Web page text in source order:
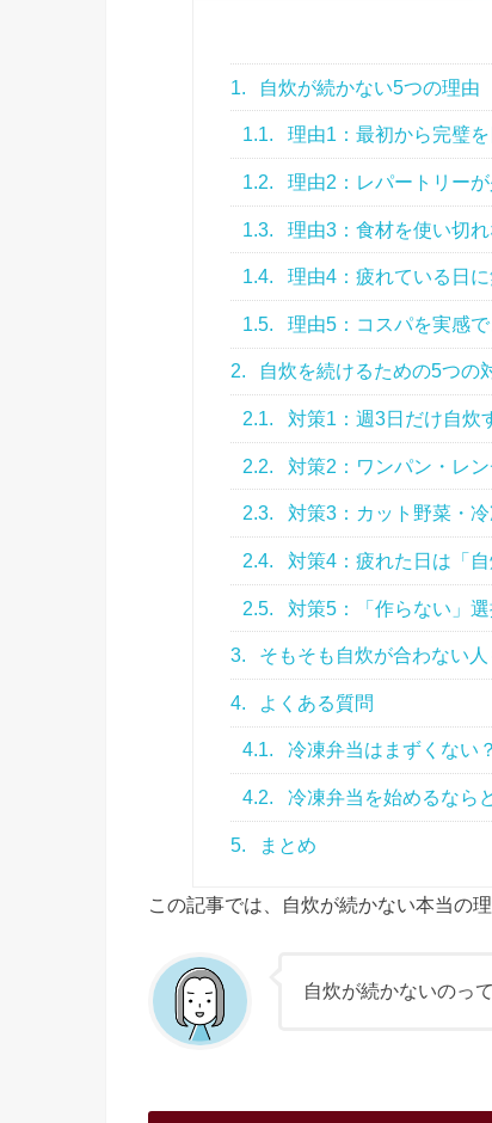
1. 自炊が続かない5つの理由
1.1. 理由1：最初から完璧
1.2. 理由2：レパートリー
1.3. 理由3：食材を使い切
1.4. 理由4：疲れている日
1.5. 理由5：コスパを実感
2. 自炊を続けるための5つの
2.1. 対策1：週3日だけ自炊
2.2. 対策2：ワンパン・レ
2.3. 対策3：カット野菜・
2.4. 対策4：疲れた日は「
2.5. 対策5：「作らない」
3. そもそも自炊が合わない人
4. よくある質問
4.1. 冷凍弁当はまずくない？
4.2. 冷凍弁当を始めるなら
5. まとめ
この記事では、自炊が続かない本当の
自炊が続かないのっ